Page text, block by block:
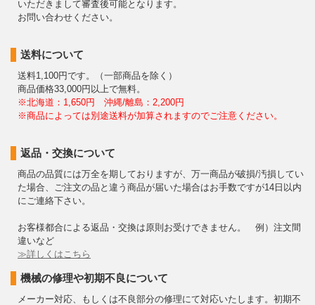
いただきまして審査後可能となります。
お問い合わせください。
送料について
送料1,100円です。（一部商品を除く）
商品価格33,000円以上で無料。
※北海道：1,650円 沖縄/離島：2,200円
※商品によっては別途送料が加算されますのでご注意ください。
返品・交換について
商品の品質には万全を期しておりますが、万一商品が破損/汚損してい
た場合、ご注文の品と違う商品が届いた場合はお手数ですが14日以内
にご連絡下さい。
お客様都合による返品・交換は原則お受けできません。 例）注文間
違いなど
≫詳しくはこちら
機械の修理や初期不良について
メーカー対応、もしくは不良部分の修理にて対応いたします。初期不